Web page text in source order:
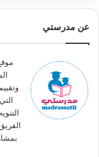
عن مدرستي